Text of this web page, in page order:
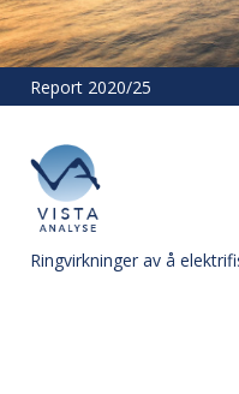
Report 2020/25
Ringvirkninger av å